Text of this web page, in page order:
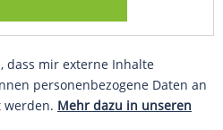
dass mir externe Inhalte
personenbezogene Daten an
Mehr dazu in unseren